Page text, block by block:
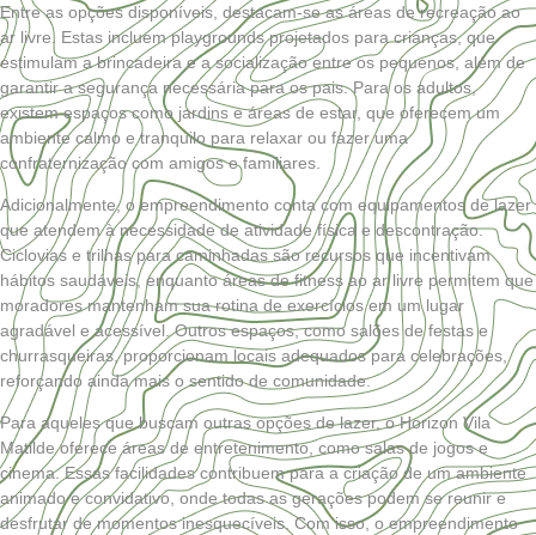
Entre as opções disponíveis, destacam-se as áreas de recreação ao
ar livre. Estas incluem playgrounds projetados para crianças, que
estimulam a brincadeira e a socialização entre os pequenos, além de
garantir a segurança necessária para os pais. Para os adultos,
existem espaços como jardins e áreas de estar, que oferecem um
ambiente calmo e tranquilo para relaxar ou fazer uma
confraternização com amigos e familiares.
Adicionalmente, o empreendimento conta com equipamentos de lazer
que atendem à necessidade de atividade física e descontração.
Ciclovias e trilhas para caminhadas são recursos que incentivam
hábitos saudáveis, enquanto áreas de fitness ao ar livre permitem que
moradores mantenham sua rotina de exercícios em um lugar
agradável e acessível. Outros espaços, como salões de festas e
churrasqueiras, proporcionam locais adequados para celebrações,
reforçando ainda mais o sentido de comunidade.
Para aqueles que buscam outras opções de lazer, o Horizon Vila
Matilde oferece áreas de entretenimento, como salas de jogos e
cinema. Essas facilidades contribuem para a criação de um ambiente
animado e convidativo, onde todas as gerações podem se reunir e
desfrutar de momentos inesquecíveis. Com isso, o empreendimento